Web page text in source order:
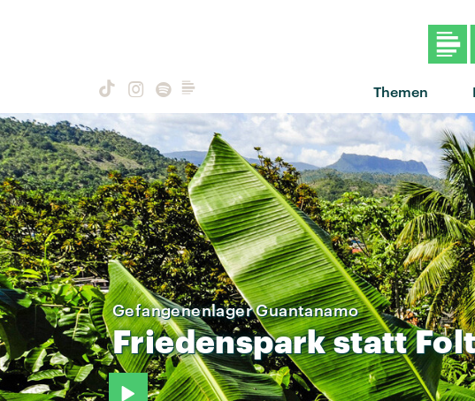
Themen
Gefangenenlager Guantanamo
Friedensparkstatt